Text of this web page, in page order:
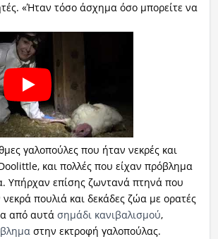
«Ήταν τόσο άσχημα όσο μπορείτε να
γαλοπούλες που ήταν νεκρές και
και πολλές που είχαν πρόβλημα
Υπήρχαν επίσης ζωντανά πτηνά που
πουλιά και δεκάδες ζώα με ορατές
από αυτά σημάδι κανιβαλισμού,
στην εκτροφή γαλοπούλας.